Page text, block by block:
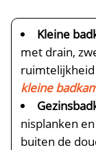
Kleine
met drain,
kleine
nisplanken
buiten de